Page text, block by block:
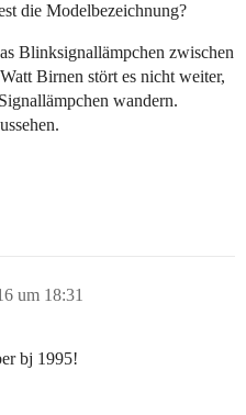
die Modelbezeichnung?
Blinksignallämpchen zwischen
Birnen stört es nicht weiter,
wandern.
um 18:31
bj 1995!